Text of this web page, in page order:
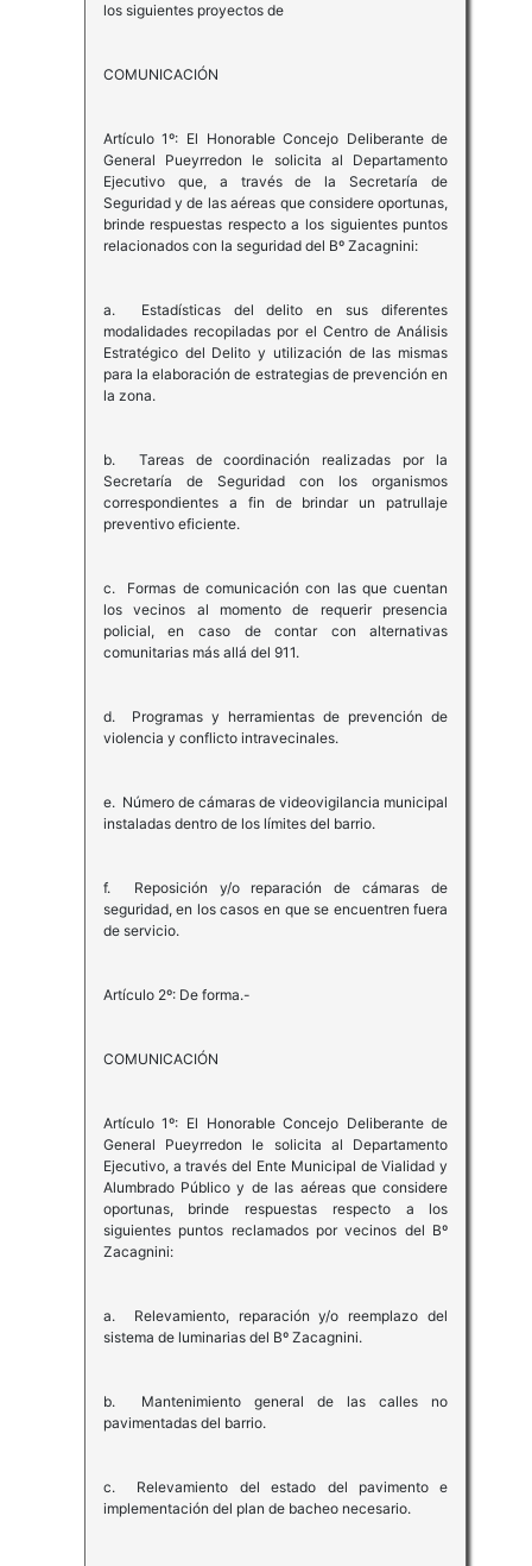
los siguientes proyectos de
COMUNICACIÓN
Artículo 1º: El Honorable Concejo Deliberante de
General Pueyrredon le solicita al Departamento
Ejecutivo que, a través de la Secretaría de
Seguridad y de las aéreas que considere oportunas,
brinde respuestas respecto a los siguientes puntos
relacionados con la seguridad del Bº Zacagnini:
a. Estadísticas del delito en sus diferentes
modalidades recopiladas por el Centro de Análisis
Estratégico del Delito y utilización de las mismas
para la elaboración de estrategias de prevención en
la zona.
b. Tareas de coordinación realizadas por la
Secretaría de Seguridad con los organismos
correspondientes a fin de brindar un patrullaje
preventivo eficiente.
c. Formas de comunicación con las que cuentan
los vecinos al momento de requerir presencia
policial, en caso de contar con alternativas
comunitarias más allá del 911.
d. Programas y herramientas de prevención de
violencia y conflicto intravecinales.
e. Número de cámaras de videovigilancia municipal
instaladas dentro de los límites del barrio.
f. Reposición y/o reparación de cámaras de
seguridad, en los casos en que se encuentren fuera
de servicio.
Artículo 2º: De forma.-
COMUNICACIÓN
Artículo 1º: El Honorable Concejo Deliberante de
General Pueyrredon le solicita al Departamento
Ejecutivo, a través del Ente Municipal de Vialidad y
Alumbrado Público y de las aéreas que considere
oportunas, brinde respuestas respecto a los
siguientes puntos reclamados por vecinos del Bº
Zacagnini:
a. Relevamiento, reparación y/o reemplazo del
sistema de luminarias del Bº Zacagnini.
b. Mantenimiento general de las calles no
pavimentadas del barrio.
c. Relevamiento del estado del pavimento e
implementación del plan de bacheo necesario.